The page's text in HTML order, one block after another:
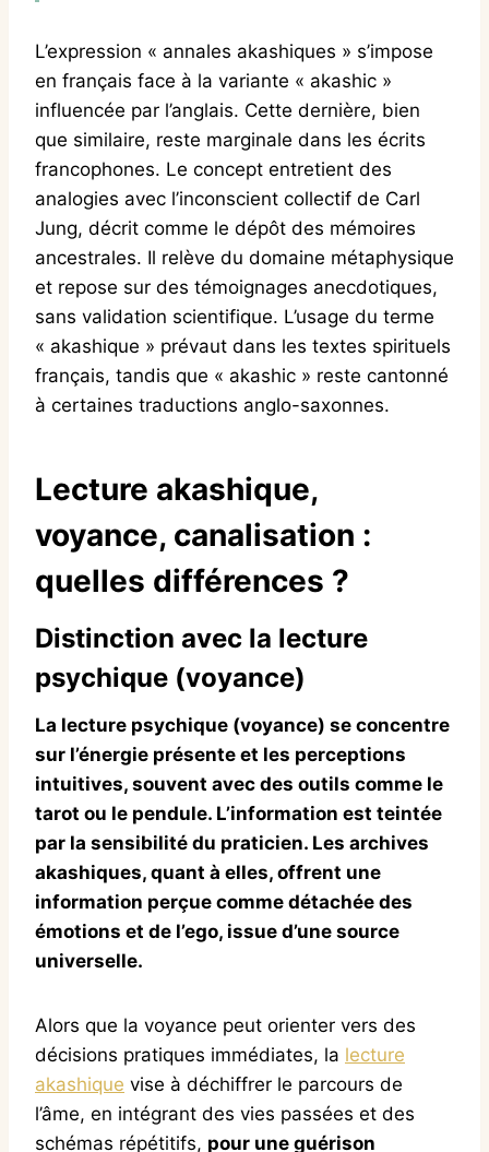
L’expression « annales akashiques » s’impose
en français face à la variante « akashic »
influencée par l’anglais. Cette dernière, bien
que similaire, reste marginale dans les écrits
francophones. Le concept entretient des
analogies avec l’inconscient collectif de Carl
Jung, décrit comme le dépôt des mémoires
ancestrales. Il relève du domaine métaphysique
et repose sur des témoignages anecdotiques,
sans validation scientifique. L’usage du terme
« akashique » prévaut dans les textes spirituels
français, tandis que « akashic » reste cantonné
à certaines traductions anglo-saxonnes.
Lecture akashique,
voyance, canalisation :
quelles différences ?
Distinction avec la lecture
psychique (voyance)
La lecture psychique (voyance) se concentre
sur l’énergie présente et les perceptions
intuitives, souvent avec des outils comme le
tarot ou le pendule. L’information est teintée
par la sensibilité du praticien. Les archives
akashiques, quant à elles, offrent une
information perçue comme détachée des
émotions et de l’ego, issue d’une source
universelle.
Alors que la voyance peut orienter vers des
décisions pratiques immédiates, la lecture
akashique vise à déchiffrer le parcours de
l’âme, en intégrant des vies passées et des
schémas répétitifs, pour une guérison